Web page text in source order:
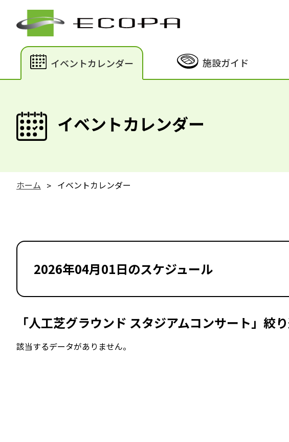
イベントカレンダー 施設ガイド
イベントカレンダー
ホーム イベントカレンダー
2026年04月01日のスケジュール
「人工芝グラウンド スタジアムコンサート」絞
該当するデータがありません。